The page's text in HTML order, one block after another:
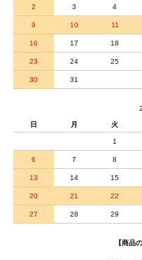
2 3 4
9 10 11
16 17 18
23 24 25
30 31
日 月 火
1
6 7 8
13 14 15
20 21 22
27 28 29
【商品